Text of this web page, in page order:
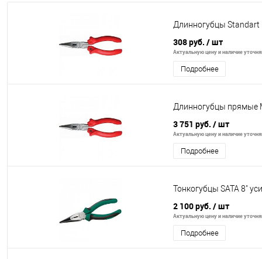
Длинногубцы
308 руб. / шт
Актуальную цену и наличие
Подробнее
Длинногубцы прямые
3 751 руб. / шт
Актуальную цену и наличие
Подробнее
Тонкогубцы SATA 8"
2 100 руб. / шт
Актуальную цену и наличие
Подробнее